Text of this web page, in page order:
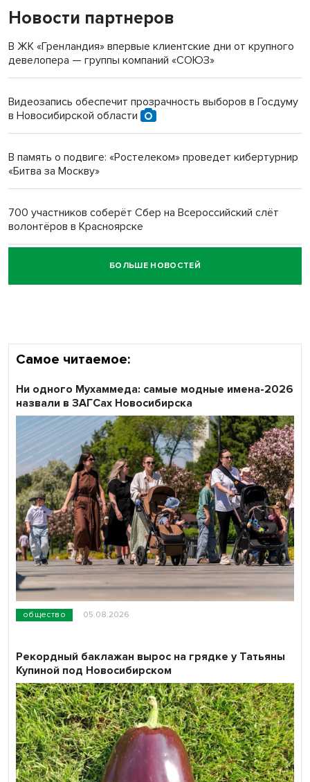
«Мы живём на пастбище!»: в новосибирском селе лошади
терроризируют жителей
Инвалид получил условный срок за избиение врачей
Новосибирский преподаватель с женой вошли в топ-16
Обновлённое отделение ВТБ открылось в Искитиме
Новости партнеров
В ЖК «Гренландия» впервые клиентские дни от крупного
девелопера — группы компаний «СОЮЗ»
Видеозапись обеспечит прозрачность выборов в Госдуму
в Новосибирской области
В память о подвиге: «Ростелеком» проведет кибертурнир
«Битва за Москву»
700 участников соберёт Сбер на Всероссийский слёт
волонтёров в Красноярске
Честный выбор: видеонаблюдение обеспечит
объективность результатов ЕДГ в Новосибирской
БОЛЬШЕ НОВОСТЕЙ
Самое читаемое:
общество 05.08.2026
Ни одного Мухаммеда: самые модные имена-2026
назвали в ЗАГСах Новосибирска
Рекордный баклажан вырос на грядке у Татьяны
Купиной под Новосибирском